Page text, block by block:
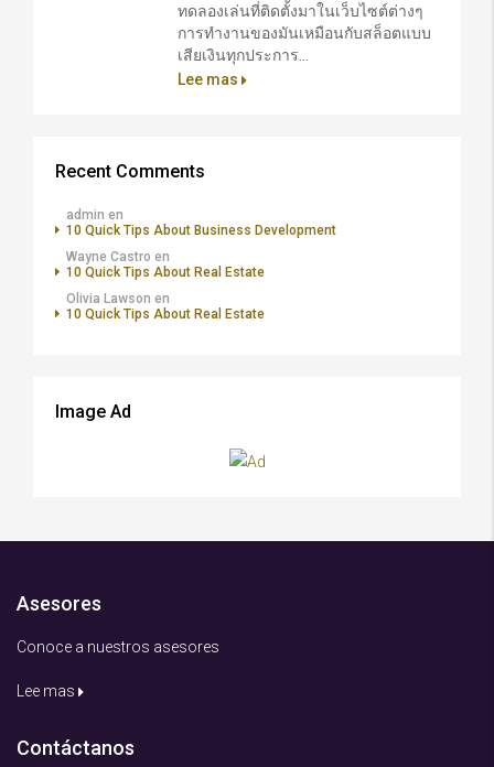
ทดลองเล่นที่ติดตั้งมาในเว็บไซต์ต่างๆ
การทำงานของมันเหมือนกับสล็อตแบบ
เสียเงินทุกประการ...
Lee mas
Recent Comments
admin en
10 Quick Tips About Business Development
Wayne Castro en
10 Quick Tips About Real Estate
Olivia Lawson en
10 Quick Tips About Real Estate
Image Ad
Asesores
Conoce a nuestros asesores
Lee mas
Contáctanos